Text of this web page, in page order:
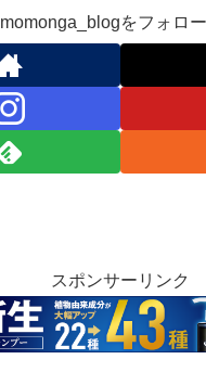
momonga_blogをフォロ
スポンサーリンク